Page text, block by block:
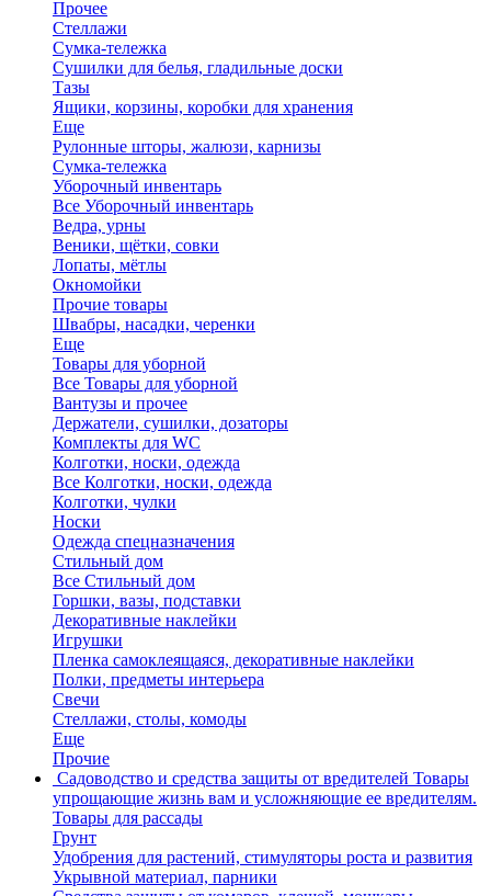
Прочее
Стеллажи
Сумка-тележка
Сушилки для белья, гладильные доски
Тазы
Ящики, корзины, коробки для хранения
Еще
Рулонные шторы, жалюзи, карнизы
Сумка-тележка
Уборочный инвентарь
Все Уборочный инвентарь
Ведра, урны
Веники, щётки, совки
Лопаты, мётлы
Окномойки
Прочие товары
Швабры, насадки, черенки
Еще
Товары для уборной
Все Товары для уборной
Вантузы и прочее
Держатели, сушилки, дозаторы
Комплекты для WC
Колготки, носки, одежда
Все Колготки, носки, одежда
Колготки, чулки
Носки
Одежда спецназначения
Стильный дом
Все Стильный дом
Горшки, вазы, подставки
Декоративные наклейки
Игрушки
Пленка самоклеящаяся, декоративные наклейки
Полки, предметы интерьера
Свечи
Стеллажи, столы, комоды
Еще
Прочие
Садоводство и средства защиты от вредителей Товары
упрощающие жизнь вам и усложняющие ее вредителям.
Товары для рассады
Грунт
Удобрения для растений, стимуляторы роста и развития
Укрывной материал, парники